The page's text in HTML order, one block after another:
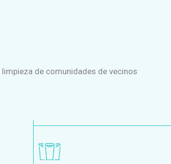
de comunidades de vecinos